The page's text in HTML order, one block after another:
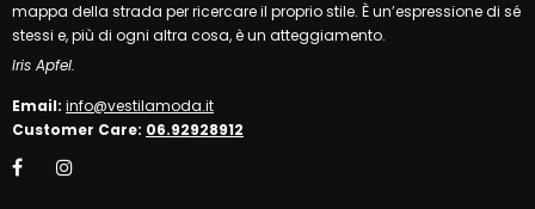
mappa della strada per ricercare il proprio stile. È un’espressione di sé
stessi e, più di ogni altra cosa, è un atteggiamento.
Iris Apfel.
Email: info@vestilamoda.it
Customer Care: 06.92928912